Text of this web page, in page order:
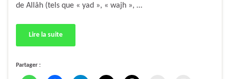
de Allâh (tels que « yad », « wajh », …
Lire la suite
Partager :